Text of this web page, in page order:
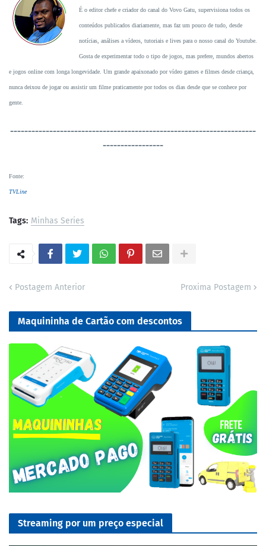
É o editor chefe e criador do canal do Vovo Gatu, supervisiona todos os
conteúdos publicados diariamente, mas faz um pouco de tudo, desde
notícias, análises a vídeos, tutoriais e lives para o nosso canal do Youtube.
Gosta de experimentar todo o tipo de jogos, mas prefere, mundos abertos
e jogos online com longa longevidade. Um grande apaixonado por vídeo games e filmes desde criança,
nunca deixou de jogar ou assistir um filme praticamente por todos os dias desde que se conhece por
gente.
---------------------------------------------------------------------
-----------------
Fonte:
TVLine
Tags: Minhas Series
Postagem Anterior Proxima Postagem
Maquininha de Cartão com descontos
Streaming por um preço especial